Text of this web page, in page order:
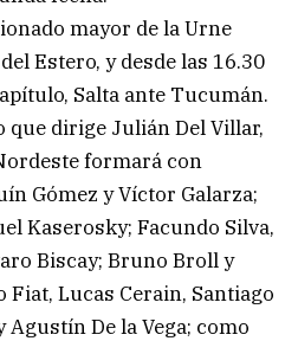
mayor de la Urne
Estero, y desde las 16.30
Salta ante Tucumán.
que dirige Julián Del Villar,
formará con
Gómez y Víctor Galarza;
Kaserosky; Facundo Silva,
Biscay; Bruno Broll y
Fiat, Lucas Cerain, Santiago
Agustín De la Vega; como